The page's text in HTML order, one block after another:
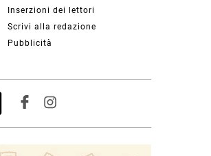
Inserzioni dei lettori
Scrivi alla redazione
Pubblicità